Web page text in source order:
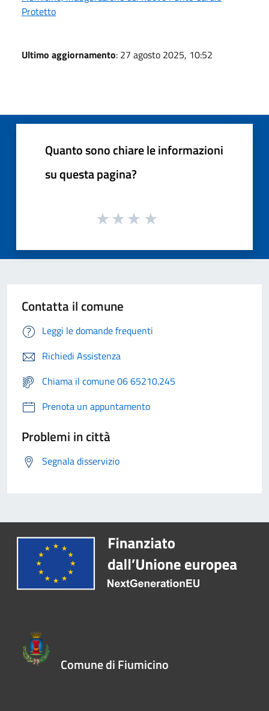
Protetto
Ultimo aggiornamento: 27 agosto 2025, 10:52
Quanto sono chiare le informazioni
su questa pagina?
Contatta il comune
Leggi le domande frequenti
Richiedi Assistenza
Chiama il comune 06 65210.245
Prenota un appuntamento
Problemi in città
Segnala disservizio
Comune di Fiumicino